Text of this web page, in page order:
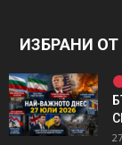
ИЗБРАНИ